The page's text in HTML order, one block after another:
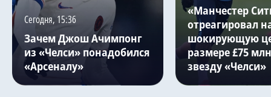
Сегодня, 15:36
Зачем Джош Ачимпонг
из «Челси» понадобился
«Арсеналу»
«Манчестер
отреагировал
шокирующую
размере £75
звезду «Челси»